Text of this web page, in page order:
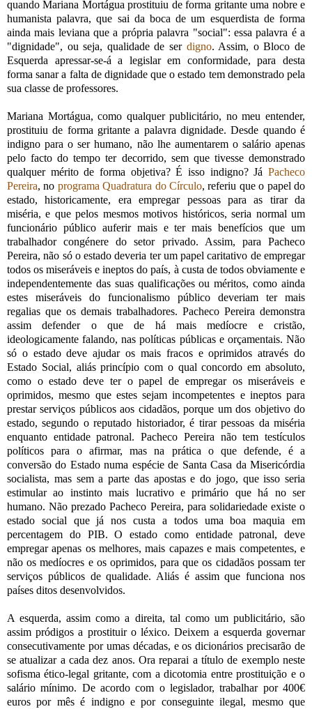
quando Mariana Mortágua prostituiu de forma gritante uma nobre e
humanista palavra, que sai da boca de um esquerdista de forma
ainda mais leviana que a própria palavra "social": essa palavra é a
"dignidade", ou seja, qualidade de ser digno. Assim, o Bloco de
Esquerda apressar-se-á a legislar em conformidade, para desta
forma sanar a falta de dignidade que o estado tem demonstrado pela
sua classe de professores.
Mariana Mortágua, como qualquer publicitário, no meu entender,
prostituiu de forma gritante a palavra dignidade. Desde quando é
indigno para o ser humano, não lhe aumentarem o salário apenas
pelo facto do tempo ter decorrido, sem que tivesse demonstrado
qualquer mérito de forma objetiva? É isso indigno? Já Pacheco
Pereira, no programa Quadratura do Círculo, referiu que o papel do
estado, historicamente, era empregar pessoas para as tirar da
miséria, e que pelos mesmos motivos históricos, seria normal um
funcionário público auferir mais e ter mais benefícios que um
trabalhador congénere do setor privado. Assim, para Pacheco
Pereira, não só o estado deveria ter um papel caritativo de empregar
todos os miseráveis e ineptos do país, à custa de todos obviamente e
independentemente das suas qualificações ou méritos, como ainda
estes miseráveis do funcionalismo público deveriam ter mais
regalias que os demais trabalhadores. Pacheco Pereira demonstra
assim defender o que de há mais medíocre e cristão,
ideologicamente falando, nas políticas públicas e orçamentais. Não
só o estado deve ajudar os mais fracos e oprimidos através do
Estado Social, aliás princípio com o qual concordo em absoluto,
como o estado deve ter o papel de empregar os miseráveis e
oprimidos, mesmo que estes sejam incompetentes e ineptos para
prestar serviços públicos aos cidadãos, porque um dos objetivo do
estado, segundo o reputado historiador, é tirar pessoas da miséria
enquanto entidade patronal. Pacheco Pereira não tem testículos
políticos para o afirmar, mas na prática o que defende, é a
conversão do Estado numa espécie de Santa Casa da Misericórdia
socialista, mas sem a parte das apostas e do jogo, que isso seria
estimular ao instinto mais lucrativo e primário que há no ser
humano. Não prezado Pacheco Pereira, para solidariedade existe o
estado social que já nos custa a todos uma boa maquia em
percentagem do PIB. O estado como entidade patronal, deve
empregar apenas os melhores, mais capazes e mais competentes, e
não os medíocres e os oprimidos, para que os cidadãos possam ter
serviços públicos de qualidade. Aliás é assim que funciona nos
países ditos desenvolvidos.
A esquerda, assim como a direita, tal como um publicitário, são
assim pródigos a prostituir o léxico. Deixem a esquerda governar
consecutivamente por umas décadas, e os dicionários precisarão de
se atualizar a cada dez anos. Ora reparai a título de exemplo neste
sofisma ético-legal gritante, com a dicotomia entre prostituição e o
salário mínimo. De acordo com o legislador, trabalhar por 400€
euros por mês é indigno e por conseguinte ilegal, mesmo que